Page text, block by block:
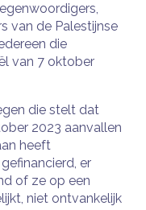
van de Palestijnse
die
van 7 oktober
die stelt dat
2023 aanvallen
heeft
er
of ze op een
niet ontvankelijk